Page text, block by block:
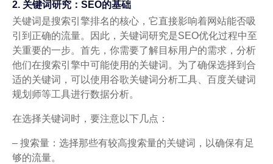
2. 关键词研究：SEO的基础
关键词是搜索引擎排名的核心，它直接影响着网站能否吸
引到正确的流量。因此，关键词研究是SEO优化过程中至
关重要的一步。首先，你需要了解目标用户的需求，分析
他们在搜索引擎中可能使用的关键词。为了确保选择到合
适的关键词，可以使用谷歌关键词分析工具、百度关键词
规划师等工具进行数据分析。
在选择关键词时，要注意以下几点：
– 搜索量：选择那些有较高搜索量的关键词，以确保有足
够的流量。